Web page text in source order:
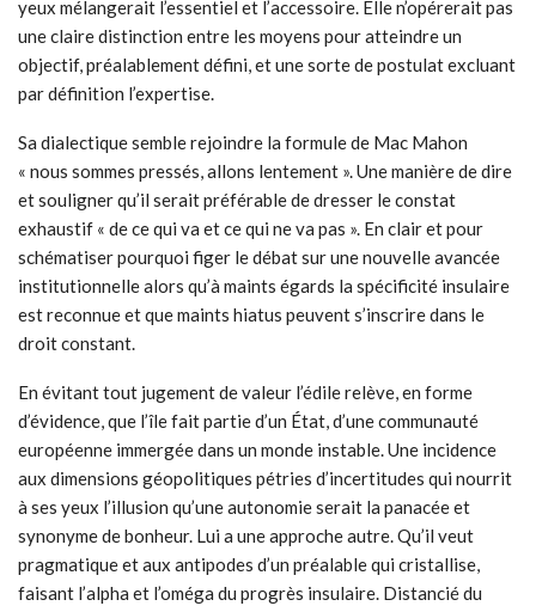
yeux mélangerait l’essentiel et l’accessoire. Elle n’opérerait pas
une claire distinction entre les moyens pour atteindre un
objectif, préalablement défini, et une sorte de postulat excluant
par définition l’expertise.
Sa dialectique semble rejoindre la formule de Mac Mahon
« nous sommes pressés, allons lentement ». Une manière de dire
et souligner qu’il serait préférable de dresser le constat
exhaustif « de ce qui va et ce qui ne va pas ». En clair et pour
schématiser pourquoi figer le débat sur une nouvelle avancée
institutionnelle alors qu’à maints égards la spécificité insulaire
est reconnue et que maints hiatus peuvent s’inscrire dans le
droit constant.
En évitant tout jugement de valeur l’édile relève, en forme
d’évidence, que l’île fait partie d’un État, d’une communauté
européenne immergée dans un monde instable. Une incidence
aux dimensions géopolitiques pétries d’incertitudes qui nourrit
à ses yeux l’illusion qu’une autonomie serait la panacée et
synonyme de bonheur. Lui a une approche autre. Qu’il veut
pragmatique et aux antipodes d’un préalable qui cristallise,
faisant l’alpha et l’oméga du progrès insulaire. Distancié du